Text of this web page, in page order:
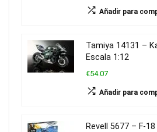
Añadir para
Tamiya 14131 –
Escala 1:12
€54.07
Añadir para
Revell 5677 – F-